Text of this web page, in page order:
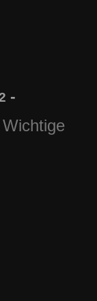
-
Wichtige